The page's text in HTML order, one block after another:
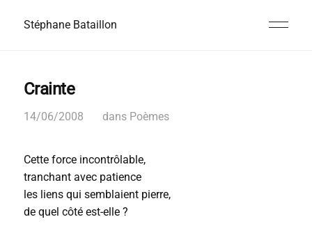
Stéphane Bataillon
Crainte
14/06/2008 dans Poèmes
Cette force incontrôlable,
tranchant avec patience
les liens qui semblaient pierre,
de quel côté est-elle ?